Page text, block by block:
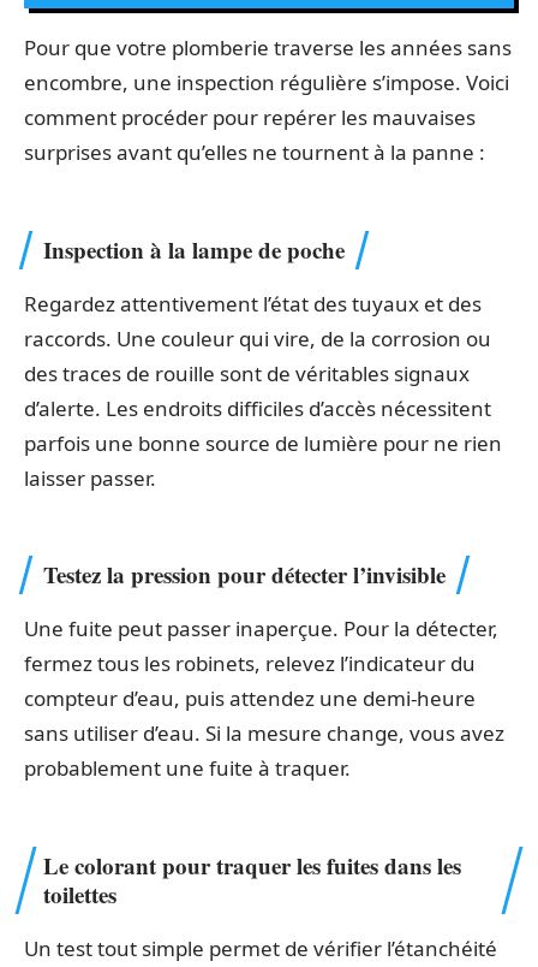
Pour que votre plomberie traverse les années sans
encombre, une inspection régulière s’impose. Voici
comment procéder pour repérer les mauvaises
surprises avant qu’elles ne tournent à la panne :
Inspection à la lampe de poche
Regardez attentivement l’état des tuyaux et des
raccords. Une couleur qui vire, de la corrosion ou
des traces de rouille sont de véritables signaux
d’alerte. Les endroits difficiles d’accès nécessitent
parfois une bonne source de lumière pour ne rien
laisser passer.
Testez la pression pour détecter l’invisible
Une fuite peut passer inaperçue. Pour la détecter,
fermez tous les robinets, relevez l’indicateur du
compteur d’eau, puis attendez une demi-heure
sans utiliser d’eau. Si la mesure change, vous avez
probablement une fuite à traquer.
Le colorant pour traquer les fuites dans les
toilettes
Un test tout simple permet de vérifier l’étanchéité